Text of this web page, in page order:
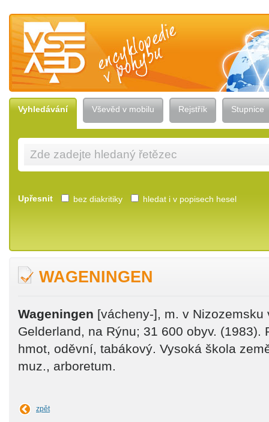
Vševěd — encyklopedie v pohybu
Vyhledávání Vševěd v mobilu Rejstřík Stupnice
Upřesnit bez diakritiky hledat i v popisech hesel
WAGENINGEN
Wageningen [vácheny-], m. v Nizozemsku
Gelderland, na Rýnu; 31 600 obyv. (1983).
hmot, oděvní, tabákový. Vysoká škola
muz., arboretum.
zpět